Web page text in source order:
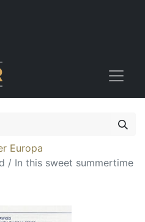
Europa
/ In this sweet summertime